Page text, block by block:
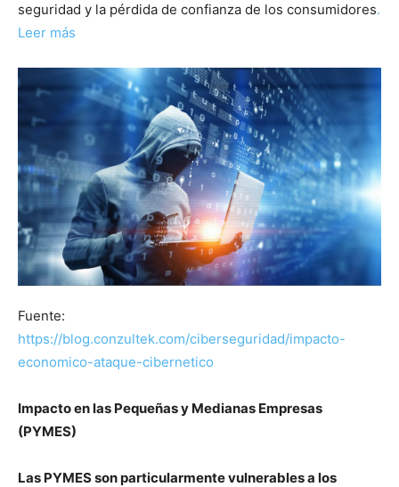
seguridad y la pérdida de confianza de los consumidores.
Leer más
Fuente:
https://blog.conzultek.com/ciberseguridad/impacto-
economico-ataque-cibernetico
Impacto en las Pequeñas y Medianas Empresas
(PYMES)
Las PYMES son particularmente vulnerables a los